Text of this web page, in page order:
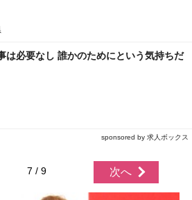
は必要なし 誰かのためにという気持ちだ
sponsored by 求人ボックス
7 / 9 次へ